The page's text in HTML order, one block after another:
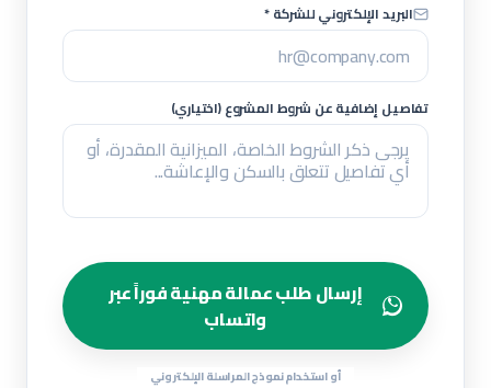
البريد الإلكتروني للشركة *
تفاصيل إضافية عن شروط المشروع (اختياري)
إرسال طلب عمالة مهنية فوراً عبر
واتساب
أو استخدام نموذج المراسلة الإلكتروني